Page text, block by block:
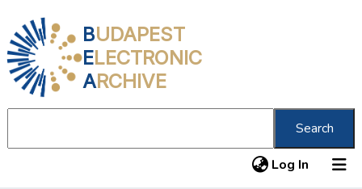
BUDAPEST
ELECTRONIC
ARCHIVE
Search
Log In (current)